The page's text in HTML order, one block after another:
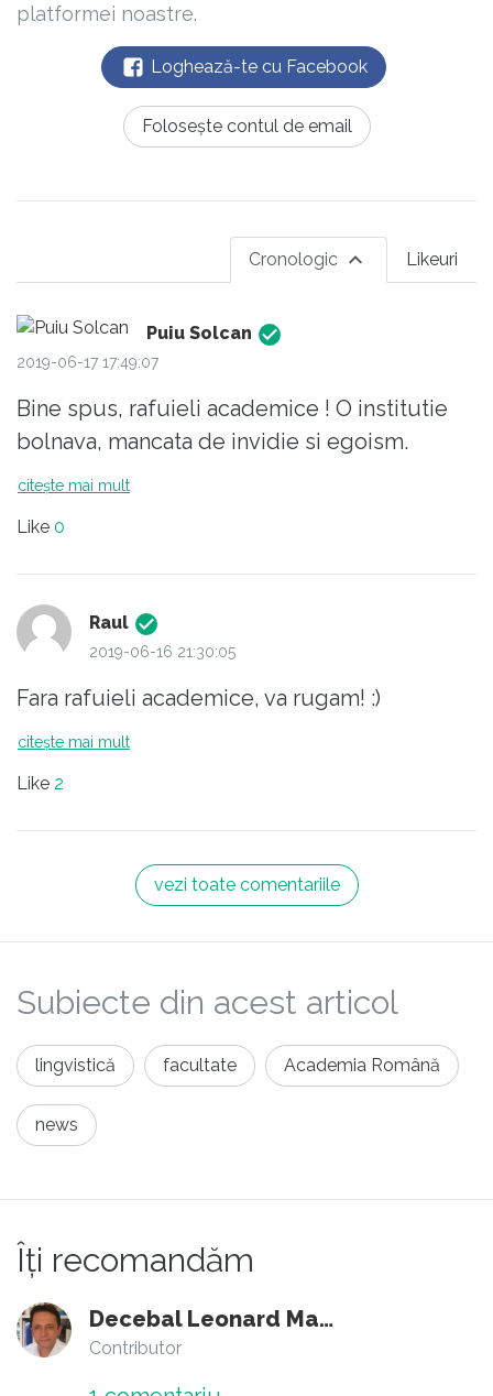
platformei noastre.
Loghează-te cu Facebook
Folosește contul de email
Likeuri
Cronologic
Puiu Solcan
2019-06-17 17:49:07
Bine spus, rafuieli academice ! O institutie
bolnava, mancata de invidie si egoism.
citește mai mult
Like 0
Raul
2019-06-16 21:30:05
Fara rafuieli academice, va rugam! :)
citește mai mult
Like 2
vezi toate comentariile
Subiecte din acest articol
lingvistică facultate Academia Română
news
Îți recomandăm
Decebal Leonard Marin
Contributor